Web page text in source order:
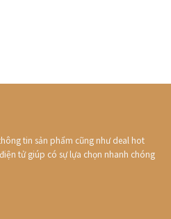
tin sản phẩm cũng như deal hot
tử giúp có sự lựa chọn nhanh chóng